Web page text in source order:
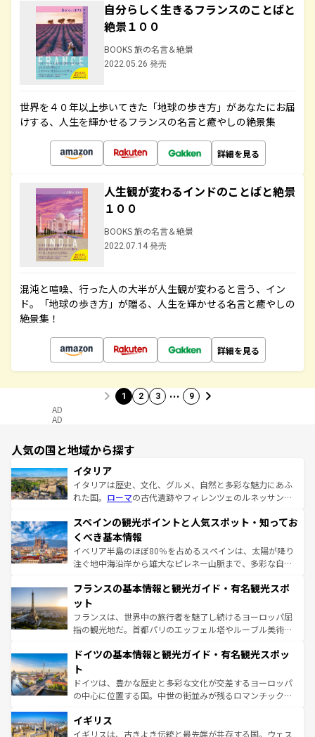
自分らしく生きるフランスのことばと
絶景１００
BOOKS 旅の名言＆絶景
2022.05.26 発売
世界を４０年以上歩いてきた「地球の歩き方」があなたにお届
けする、人生を輝かせるフランスの名言と癒やしの絶景集
詳細を見る
人生観が変わるインドのことばと絶景
１００
BOOKS 旅の名言＆絶景
2022.07.14 発売
混沌と喧噪、行った人の大半が人生観が変わると言う、イン
ド。「地球の歩き方」が贈る、人生を輝かせる名言と癒やしの
絶景集！
詳細を見る
1 2 3 … 9
AD
AD
人気の国と地域から探す
イタリア
イタリアは歴史、文化、グルメ、自然と多彩な魅力にあふ
れた国。 ローマの古代遺跡やフィレンツェのルネッサンス
ろん、トスカーナの美しい田園風景やアマルフィ海岸の絶
景など、自然景観も見逃せない。観光の合間には、本場の
ピザやパスタなど、絶品のイタリア料理を堪能することも
できる。朝目覚めてから夜眠るまで、すべての瞬間を楽し
なお、新着のイタリア情報はコンテンツ一覧を参照してほ
しい。
スペインの観光ポイントと人気スポット・知ってお
くべき基本情報
イベリア半島のほぼ80％を占めるスペインは、太陽が降り
注ぐ地中海沿岸から雄大なピレネー山脈まで、多彩な自然
文化が根付くこの国では、情熱的なフラメンコ、熱気あふ
れる闘牛、そして美味しいタパスが生活の一部となってい
る。首都マドリードの洗練された雰囲気や、バルセロナの
アートに溢れた街角から、地方では古代ローマ遺跡や中世
せる。地方によって風土や気候が異なるスペインはその個
ンテンツ一覧 を参照してほしい。
フランスの基本情報と観光ガイド・有名観光スポ
ット
フランスは、世界中の旅行者を魅了し続けるヨーロッパ屈
指の観光地だ。首都パリのエッフェル塔やルーブル美術館
で、幅広い魅力が詰まっている。華麗な宮殿、歴史的な大
聖堂、美しいビーチ、そして豊かな自然が、訪れる者を心
から魅了する。また、フランスは美食の国としても知ら
れ、フランス料理はユネスコ無形文化遺産にも登録されて
香り高いラベンダー畑など、多彩な楽しみ方が可能だ。さ
らに、パリ以外の地域にも魅力が溢れており、どの街角に
ドイツの基本情報と観光ガイド・有名観光スポッ
ト
ドイツは、豊かな歴史と多彩な文化が交差するヨーロッパ
の中心に位置する国。中世の街並みが残るロマンチック街
顔を持つこの国は、どこを歩いても飽きることがない。ベ
ルリンの文化的活気、バイエルン州のアルプスの絶景、そ
イギリス
イギリスは、古きよき伝統と最先端が共存する国。ウェス